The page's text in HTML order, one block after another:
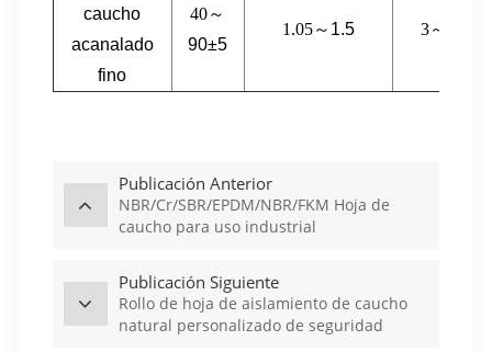
caucho
acanalado
fino
40～
90±5
1.05～ 1.5 3～
Publicación Anterior
NBR/Cr/SBR/EPDM/NBR/FKM Hoja de
caucho para uso industrial
Publicación Siguiente
Rollo de hoja de aislamiento de caucho
natural personalizado de seguridad